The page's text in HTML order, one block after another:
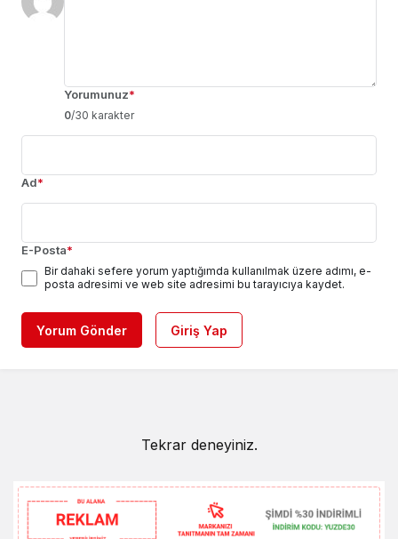
Yorumunuz*
0/30 karakter
Ad*
E-Posta*
Bir dahaki sefere yorum yaptığımda kullanılmak üzere adımı, e-
posta adresimi ve web site adresimi bu tarayıcıya kaydet.
Yorum Gönder Giriş Yap
Tekrar deneyiniz.